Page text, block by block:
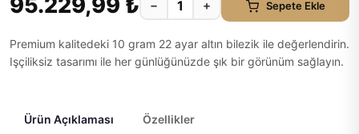
− + Sepete Ekle
Premium kalitedeki 10 gram 22 ayar altın bilezik ile değerlendirin.
Işçiliksiz tasarımı ile her günlüğünüzde şık bir görünüm sağlayın.
Ürün Açıklaması Özellikler